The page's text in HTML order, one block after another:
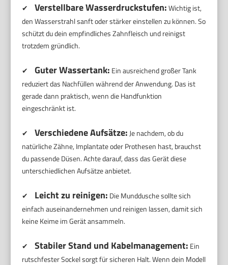
✔ Verstellbare Wasserdruckstufen:Wichtig ist,
den Wasserstrahl sanft oder stärker einstellen zu können. So
schützt du dein empfindliches Zahnfleisch und reinigst
trotzdem gründlich.
✔ Guter Wassertank: Ein ausreichend großer Tank
reduziert das Nachfüllen während der Anwendung. Das ist
gerade dann praktisch, wenn die Handfunktion
eingeschränkt ist.
✔ Verschiedene Aufsätze: Je nachdem, ob du
natürliche Zähne, Implantate oder Prothesen hast, brauchst
du passende Düsen. Achte darauf, dass das Gerät diese
unterschiedlichen Aufsätze anbietet.
✔ Leicht zu reinigen: Die Munddusche sollte sich
einfach auseinandernehmen und reinigen lassen, damit sich
keine Keime im Gerät ansammeln.
✔ Stabiler Stand und Kabelmanagement: Ein
rutschfester Sockel sorgt für sicheren Halt. Wenn dein Modell